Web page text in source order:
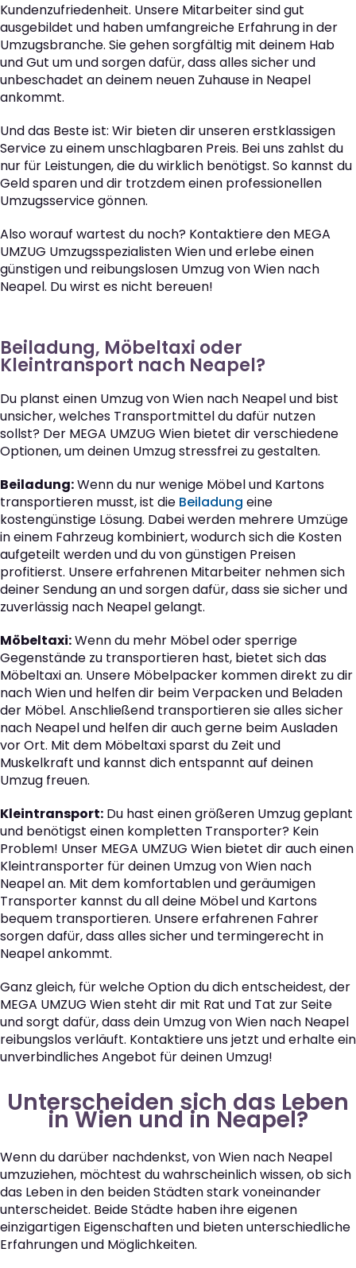
Kundenzufriedenheit. Unsere Mitarbeiter sind gut
ausgebildet und haben umfangreiche Erfahrung in der
Umzugsbranche. Sie gehen sorgfältig mit deinem Hab
und Gut um und sorgen dafür, dass alles sicher und
unbeschadet an deinem neuen Zuhause in Neapel
ankommt.
Und das Beste ist: Wir bieten dir unseren erstklassigen
Service zu einem unschlagbaren Preis. Bei uns zahlst du
nur für Leistungen, die du wirklich benötigst. So kannst du
Geld sparen und dir trotzdem einen professionellen
Umzugsservice gönnen.
Also worauf wartest du noch? Kontaktiere den MEGA
UMZUG Umzugsspezialisten Wien und erlebe einen
günstigen und reibungslosen Umzug von Wien nach
Neapel. Du wirst es nicht bereuen!
Beiladung, Möbeltaxi oder
Kleintransport nach Neapel?
Du planst einen Umzug von Wien nach Neapel und bist
unsicher, welches Transportmittel du dafür nutzen
sollst? Der MEGA UMZUG Wien bietet dir verschiedene
Optionen, um deinen Umzug stressfrei zu gestalten.
Beiladung:Wenn du nur wenige Möbel und Kartons
transportieren musst, ist die Beiladung eine
kostengünstige Lösung. Dabei werden mehrere Umzüge
in einem Fahrzeug kombiniert, wodurch sich die Kosten
aufgeteilt werden und du von günstigen Preisen
profitierst. Unsere erfahrenen Mitarbeiter nehmen sich
deiner Sendung an und sorgen dafür, dass sie sicher und
zuverlässig nach Neapel gelangt.
Möbeltaxi:Wenn du mehr Möbel oder sperrige
Gegenstände zu transportieren hast, bietet sich das
Möbeltaxi an. Unsere Möbelpacker kommen direkt zu dir
nach Wien und helfen dir beim Verpacken und Beladen
der Möbel. Anschließend transportieren sie alles sicher
nach Neapel und helfen dir auch gerne beim Ausladen
vor Ort. Mit dem Möbeltaxi sparst du Zeit und
Muskelkraft und kannst dich entspannt auf deinen
Umzug freuen.
Kleintransport: Du hast einen größeren Umzug geplant
und benötigst einen kompletten Transporter? Kein
Problem! Unser MEGA UMZUG Wien bietet dir auch einen
Kleintransporter für deinen Umzug von Wien nach
Neapel an. Mit dem komfortablen und geräumigen
Transporter kannst du all deine Möbel und Kartons
bequem transportieren. Unsere erfahrenen Fahrer
sorgen dafür, dass alles sicher und termingerecht in
Neapel ankommt.
Ganz gleich, für welche Option du dich entscheidest, der
MEGA UMZUG Wien steht dir mit Rat und Tat zur Seite
und sorgt dafür, dass dein Umzug von Wien nach Neapel
reibungslos verläuft. Kontaktiere uns jetzt und erhalte ein
unverbindliches Angebot für deinen Umzug!
Unterscheiden sich das Leben
in Wien und in Neapel?
Wenn du darüber nachdenkst, von Wien nach Neapel
umzuziehen, möchtest du wahrscheinlich wissen, ob sich
das Leben in den beiden Städten stark voneinander
unterscheidet. Beide Städte haben ihre eigenen
einzigartigen Eigenschaften und bieten unterschiedliche
Erfahrungen und Möglichkeiten.